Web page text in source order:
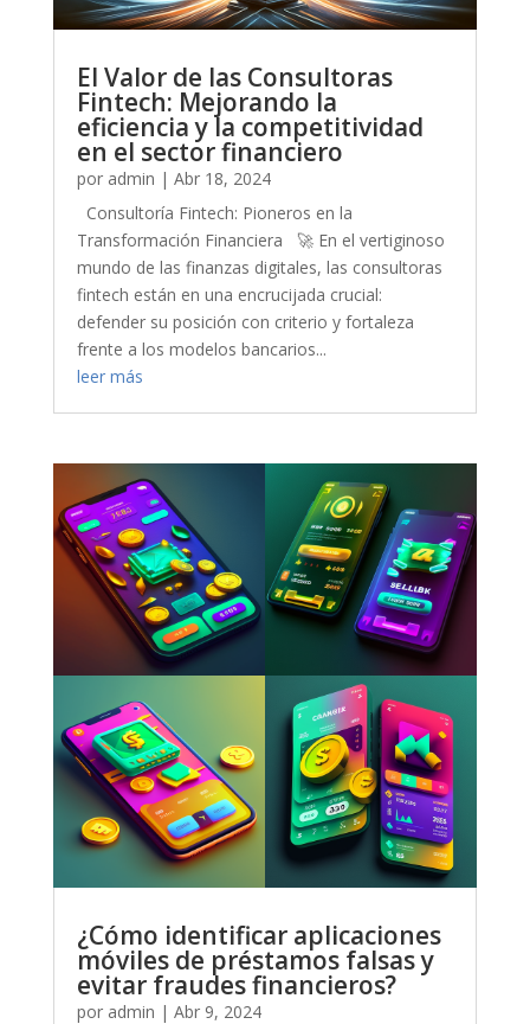
El Valor de las Consultoras
Fintech: Mejorando la
eficiencia y la competitividad
en el sector financiero
por admin | Abr 18, 2024
Consultoría Fintech: Pioneros en la
Transformación Financiera 🚀 En el vertiginoso
mundo de las finanzas digitales, las consultoras
fintech están en una encrucijada crucial:
defender su posición con criterio y fortaleza
frente a los modelos bancarios...
leer más
¿Cómo identificar aplicaciones
móviles de préstamos falsas y
evitar fraudes financieros?
por admin | Abr 9, 2024